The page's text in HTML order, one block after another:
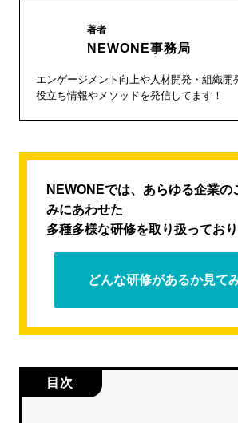
著者
NEWONE事務局
エンゲージメント向上や人材開発・組織開
役立ち情報やメソッドを発信してます！
NEWONEでは、あらゆる企業の
みにあわせた
多種多様な研修を取り扱っており
どんな研修があるか見て
目次